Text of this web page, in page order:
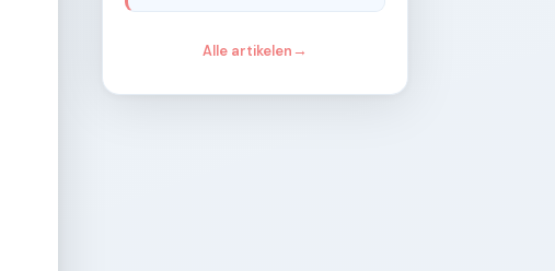
Alle artikelen